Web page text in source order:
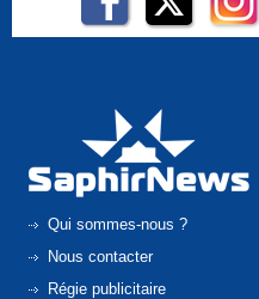
Qui sommes-nous ?
Nous contacter
Régie publicitaire